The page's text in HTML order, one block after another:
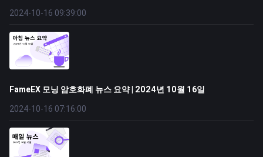
2024-10-16 09:39:00
FameEX 모닝 암호화폐 뉴스 요약 | 2024년 10월 16일
2024-10-16 07:16:00